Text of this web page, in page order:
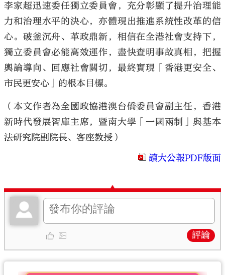
李家超迅速委任獨立委員會，充分彰顯了提升治理能
力和治理水平的決心，亦體現出推進系統性改革的信
心。破釜沉舟、革政鼎新，相信在全港社會支持下，
獨立委員會必能高效運作，盡快查明事故真相，把握
輿論導向、回應社會關切，最終實現「香港更安全、
市民更安心」的根本目標。
（本文作者為全國政協港澳台僑委員會副主任，香港
新時代發展智庫主席，暨南大學「一國兩制」與基本
法研究院副院長、客座教授）
讀大公報PDF版面
評論